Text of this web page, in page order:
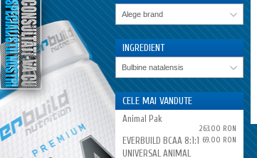
Alege brand
INGRЕDIENT
Bulbine natalensis
CELE MAI VANDUTE
Animal Pak
263.00 RON
EVERBUILD BCAA 8:1:1 69.00 RON
UNIVERSAL ANIMAL